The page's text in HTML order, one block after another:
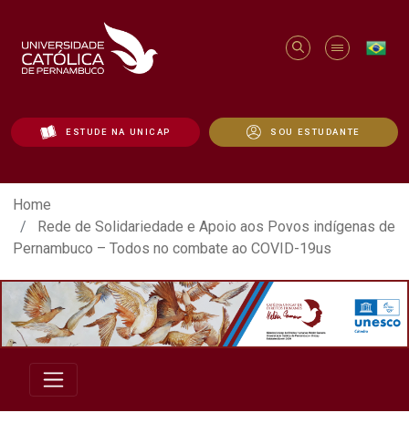
ESTUDE NA UNICAP SOU ESTUDANTE
Rede de Solidariedade e Apoio aos
Home
Rede de Solidariedade e Apoio aos Povos indígenas de
Pernambuco – Todos no combate ao COVID-19us